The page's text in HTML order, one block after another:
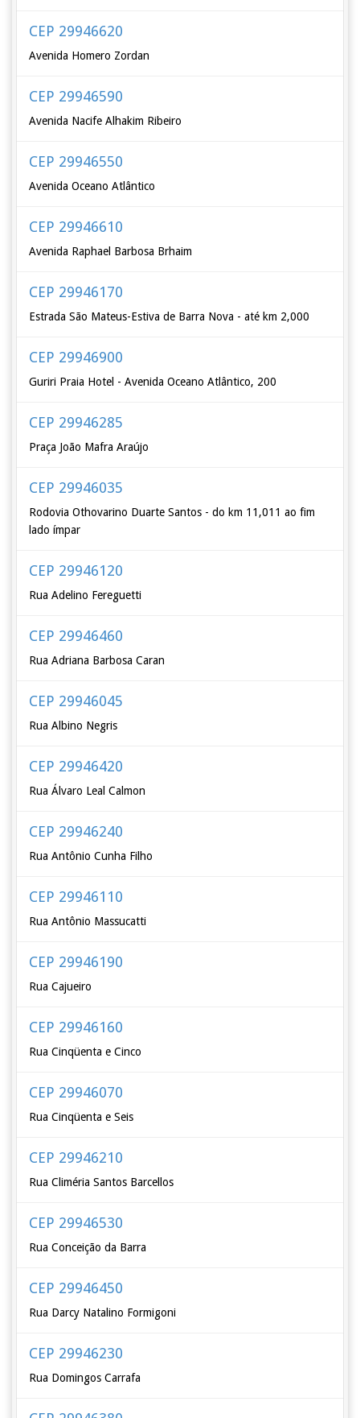
CEP 29946620
Avenida Homero Zordan
CEP 29946590
Avenida Nacife Alhakim Ribeiro
CEP 29946550
Avenida Oceano Atlântico
CEP 29946610
Avenida Raphael Barbosa Brhaim
CEP 29946170
Estrada São Mateus-Estiva de Barra Nova - até km 2,000
CEP 29946900
Guriri Praia Hotel - Avenida Oceano Atlântico, 200
CEP 29946285
Praça João Mafra Araújo
CEP 29946035
Rodovia Othovarino Duarte Santos - do km 11,011 ao fim
lado ímpar
CEP 29946120
Rua Adelino Fereguetti
CEP 29946460
Rua Adriana Barbosa Caran
CEP 29946045
Rua Albino Negris
CEP 29946420
Rua Álvaro Leal Calmon
CEP 29946240
Rua Antônio Cunha Filho
CEP 29946110
Rua Antônio Massucatti
CEP 29946190
Rua Cajueiro
CEP 29946160
Rua Cinqüenta e Cinco
CEP 29946070
Rua Cinqüenta e Seis
CEP 29946210
Rua Climéria Santos Barcellos
CEP 29946530
Rua Conceição da Barra
CEP 29946450
Rua Darcy Natalino Formigoni
CEP 29946230
Rua Domingos Carrafa